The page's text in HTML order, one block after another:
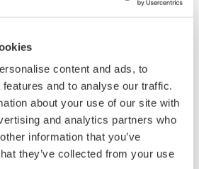
content and ads, to
and to analyse our traffic.
about your use of our site with
and analytics partners who
information that you’ve
they’ve collected from your use